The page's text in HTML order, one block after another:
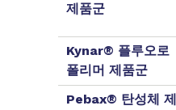
제품군
Kynar® 플루오로
폴리머 제품군
Pebax® 탄성체 제